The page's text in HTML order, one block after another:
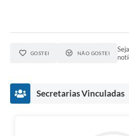
GOSTEI NÃO GOSTEI
Secretarias Vinculadas